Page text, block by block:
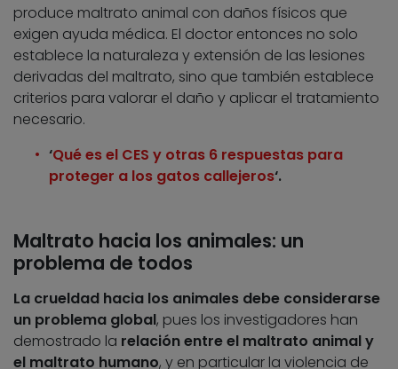
produce maltrato animal con daños físicos que
exigen ayuda médica. El doctor entonces no solo
establece la naturaleza y extensión de las lesiones
derivadas del maltrato, sino que también establece
criterios para valorar el daño y aplicar el tratamiento
necesario.
‘Qué es el CES y otras 6 respuestas para
proteger a los gatos callejeros‘.
Maltrato hacia los animales: un
problema de todos
La crueldad hacia los animales debe considerarse
un problema global, pues los investigadores han
demostrado la relación entre el maltrato animal y
el maltrato humano, y en particular la violencia de